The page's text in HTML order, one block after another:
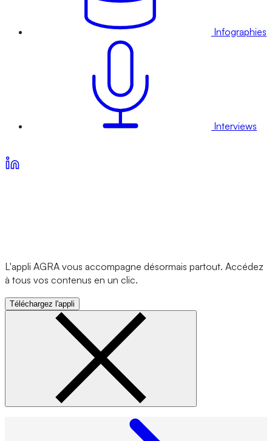
Infographies
Interviews
L'appli AGRA vous accompagne désormais partout. Accédez
à tous vos contenus en un clic.
Téléchargez l'appli